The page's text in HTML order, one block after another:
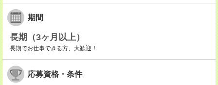
期間
長期（3ヶ月以上）
長期でお仕事できる方、大歓迎！
応募資格・条件